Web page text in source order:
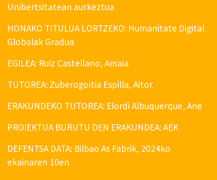
Unibertsitatean aurkeztua
HONAKO TITULUA LORTZEKO: Humanitate Digital
Globalak Gradua
EGILEA: Ruiz Castellano, Amaia
TUTOREA: Zuberogoitia Espilla, Aitor
ERAKUNDEKO TUTOREA: Elordi Albuquerque, Ane
PROIEKTUA BURUTU DEN ERAKUNDEA: AEK
DEFENTSA DATA: Bilbao As Fabrik, 2024ko
ekainaren 10en